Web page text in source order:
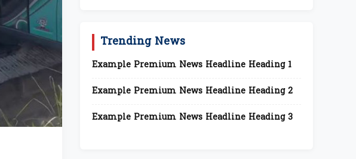
Trending News
Example Premium News Headline Heading 1
Example Premium News Headline Heading 2
Example Premium News Headline Heading 3